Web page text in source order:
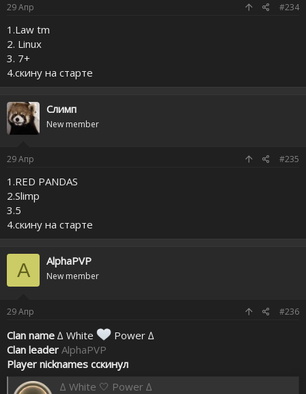
29Апр #234
1.Law tm
2. Linux
3. 7+
4.скину на старте
Слимп
New member
29Апр #235
1.RED PANDAS
2.Slimp
3.5
4.скину на старте
A AlphaPVP
New member
29Апр #236
Clan name ∆ White
Power ∆
Clan leader AlphaPVP
Player nicknames cскинул
∆ White 🤍 Power ∆